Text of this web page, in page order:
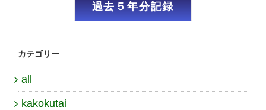
過去５年分記録
カテゴリー
all
kakokutai